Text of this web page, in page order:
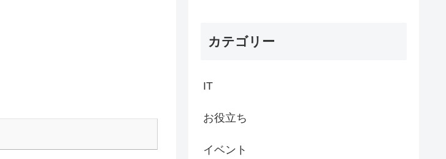
カテゴリー
IT
お役立ち
イベント